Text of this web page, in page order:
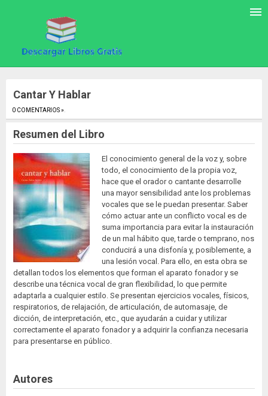
Cantar Y Hablar
0 COMENTARIOS ».
Resumen del Libro
El conocimiento general de la voz y, sobre
todo, el conocimiento de la propia voz,
hace que el orador o cantante desarrolle
una mayor sensibilidad ante los problemas
vocales que se le puedan presentar. Saber
cómo actuar ante un conflicto vocal es de
suma importancia para evitar la instauración
de un mal hábito que, tarde o temprano, nos
conducirá a una disfonía y, posiblemente, a
una lesión vocal. Para ello, en esta obra se
detallan todos los elementos que forman el aparato fonador y se
describe una técnica vocal de gran flexibilidad, lo que permite
adaptarla a cualquier estilo. Se presentan ejercicios vocales, físicos,
respiratorios, de relajación, de articulación, de automasaje, de
dicción, de interpretación, etc., que ayudarán a cuidar y utilizar
correctamente el aparato fonador y a adquirir la confianza necesaria
para presentarse en público.
Autores